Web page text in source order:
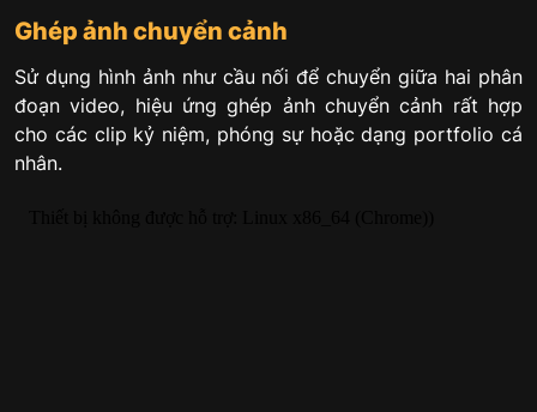
Ghép ảnh chuyển cảnh
Sử dụng hình ảnh như cầu nối để chuyển giữa hai phân
đoạn video, hiệu ứng ghép ảnh chuyển cảnh rất hợp
cho các clip kỷ niệm, phóng sự hoặc dạng portfolio cá
nhân.